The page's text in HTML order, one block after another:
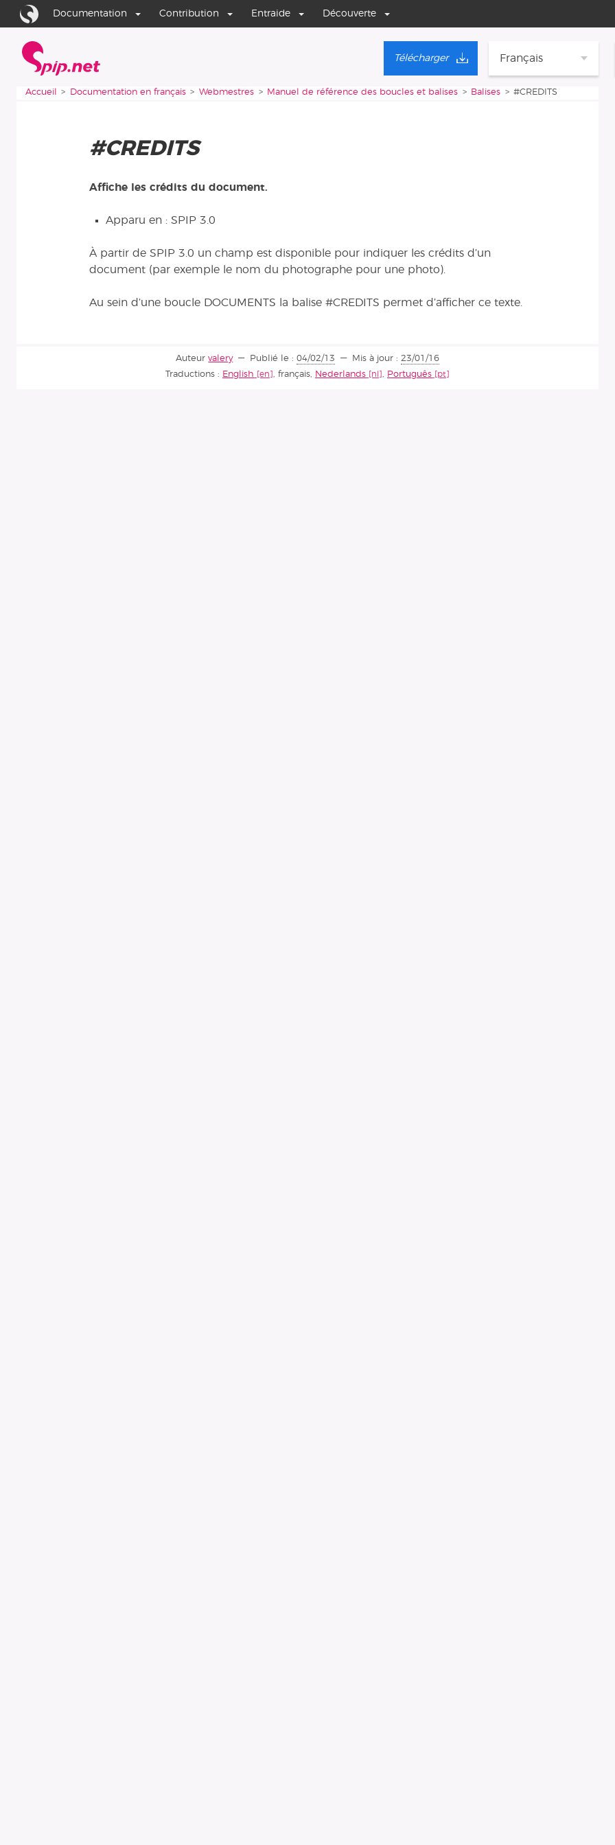
Aller au contenu
Aller à la navigation
Documentation Contribution Entraide Découverte
Français
Télécharger
Vous êtes ici :
Accueil Documentation en français Webmestres Manuel de référence des boucles et balises Balises #CREDITS
#CREDITS
Affiche les crédits du document.
Apparu en : SPIP 3.0
À partir de SPIP 3.0 un champ est disponible pour indiquer les crédits d’un
document (par exemple le nom du photographe pour une photo).
Au sein d’une boucle DOCUMENTS la balise #CREDITS permet d’afficher ce texte.
Auteurvalery Publié le : 04/02/13 Mis à jour : 23/01/16
Traductions : English , français, Nederlands , Português